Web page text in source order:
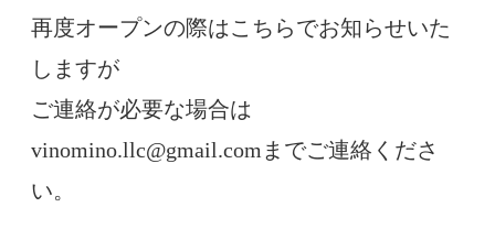
再度オープンの際はこちらでお知らせいた
しますが
ご連絡が必要な場合は
vinomino.llc@gmail.comまでご連絡くださ
い。